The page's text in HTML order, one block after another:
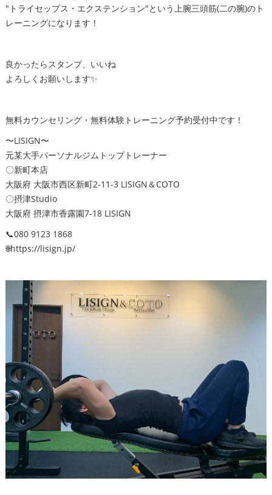
"トライセップス・エクステンション"という上腕三頭筋(二の腕)のト
レーニングになります！
良かったらスタンプ、いいね
よろしくお願いします✨
無料カウンセリング・無料体験トレーニング予約受付中です！
〜LISIGN〜
元某大手パーソナルジムトップトレーナー
〇新町本店
大阪府 大阪市西区新町2-11-3 LISIGN＆COTO
〇摂津Studio
大阪府 摂津市香露園7-18 LISIGN
📞080 9123 1868
🌐https://lisign.jp/